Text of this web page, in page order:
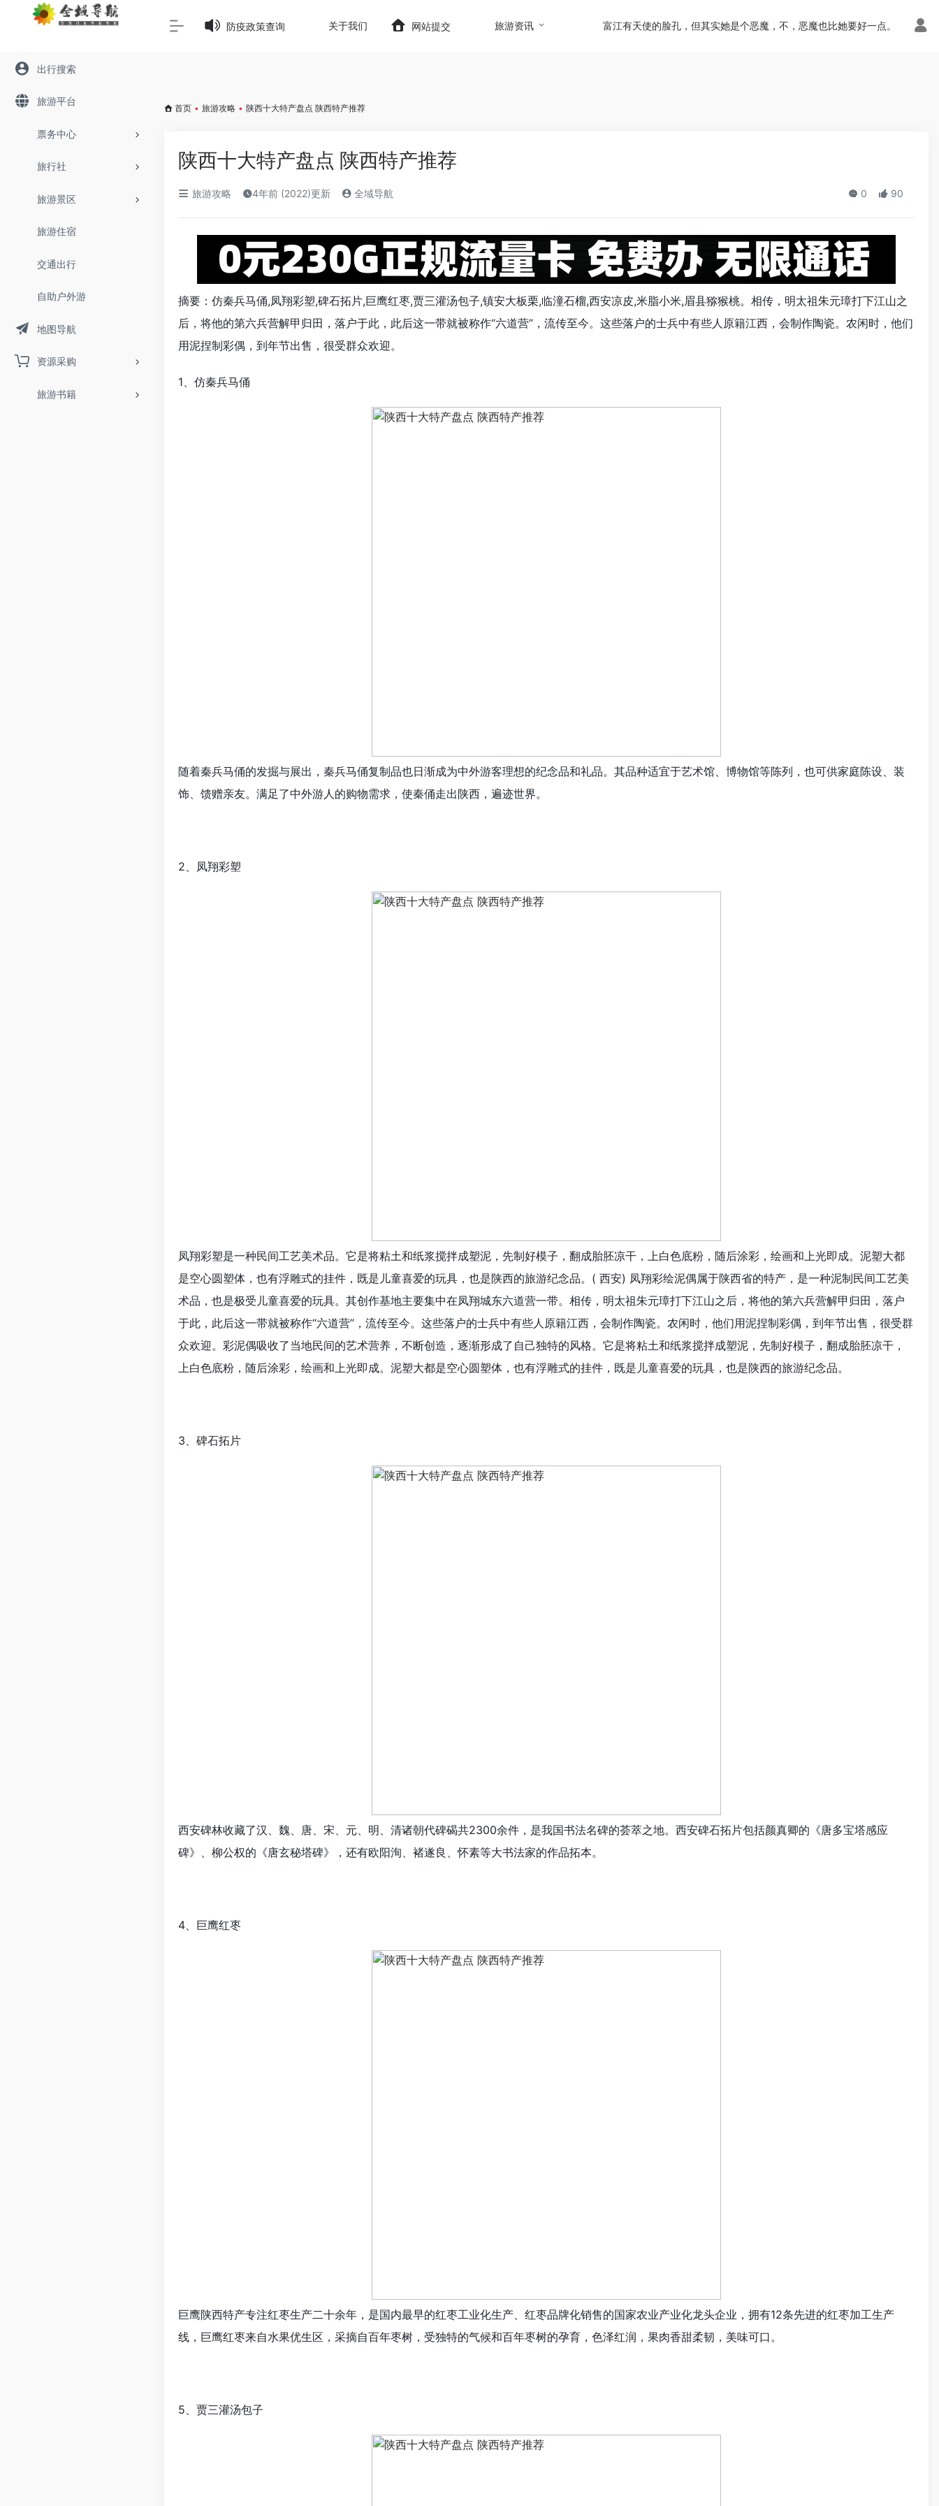
Warning: Array to string conversion in/www/wwwroot/645t.com/wp-content/themes/onenav/inc/wp-optimization.phpon line113
出行搜索
旅游平台
票务中心
旅行社
旅游景区
旅游住宿
交通出行
自助户外游
地图导航
资源采购
旅游书籍
防疫政策查询 关于我们 网站提交 旅游资讯 富江有天使的脸孔，但其实她是个恶魔，不，恶魔也比她要好一点。
首页 • 旅游攻略 • 陕西十大特产盘点 陕西特产推荐
陕西十大特产盘点 陕西特产推荐
旅游攻略 4年前 (2022)更新 全域导航 0 90
摘要：仿秦兵马俑,凤翔彩塑,碑石拓片,巨鹰红枣,贾三灌汤包子,镇安大板栗,临潼石榴,西安凉皮,米脂小米,眉县猕猴桃。相传，明太祖朱元璋打下江山之
后，将他的第六兵营解甲归田，落户于此，此后这一带就被称作“六道营”，流传至今。这些落户的士兵中有些人原籍江西，会制作陶瓷。农闲时，他们
用泥捏制彩偶，到年节出售，很受群众欢迎。
1、仿秦兵马俑
随着秦兵马俑的发掘与展出，秦兵马俑复制品也日渐成为中外游客理想的纪念品和礼品。其品种适宜于艺术馆、博物馆等陈列，也可供家庭陈设、装
饰、馈赠亲友。满足了中外游人的购物需求，使秦俑走出陕西，遍迹世界。
2、凤翔彩塑
凤翔彩塑是一种民间工艺美术品。它是将粘土和纸浆搅拌成塑泥，先制好模子，翻成胎胚凉干，上白色底粉，随后涂彩，绘画和上光即成。泥塑大都
是空心圆塑体，也有浮雕式的挂件，既是儿童喜爱的玩具，也是陕西的旅游纪念品。( 西安) 凤翔彩绘泥偶属于陕西省的特产，是一种泥制民间工艺美
术品，也是极受儿童喜爱的玩具。其创作基地主要集中在凤翔城东六道营一带。相传，明太祖朱元璋打下江山之后，将他的第六兵营解甲归田，落户
于此，此后这一带就被称作“六道营”，流传至今。这些落户的士兵中有些人原籍江西，会制作陶瓷。农闲时，他们用泥捏制彩偶，到年节出售，很受群
众欢迎。彩泥偶吸收了当地民间的艺术营养，不断创造，逐渐形成了自己独特的风格。它是将粘土和纸浆搅拌成塑泥，先制好模子，翻成胎胚凉干，
上白色底粉，随后涂彩，绘画和上光即成。泥塑大都是空心圆塑体，也有浮雕式的挂件，既是儿童喜爱的玩具，也是陕西的旅游纪念品。
3、碑石拓片
西安碑林收藏了汉、魏、唐、宋、元、明、清诸朝代碑碣共2300余件，是我国书法名碑的荟萃之地。西安碑石拓片包括颜真卿的《唐多宝塔感应
碑》、柳公权的《唐玄秘塔碑》，还有欧阳洵、褚遂良、怀素等大书法家的作品拓本。
4、巨鹰红枣
巨鹰陕西特产专注红枣生产二十余年，是国内最早的红枣工业化生产、红枣品牌化销售的国家农业产业化龙头企业，拥有12条先进的红枣加工生产
线，巨鹰红枣来自水果优生区，采摘自百年枣树，受独特的气候和百年枣树的孕育，色泽红润，果肉香甜柔韧，美味可口。
5、贾三灌汤包子